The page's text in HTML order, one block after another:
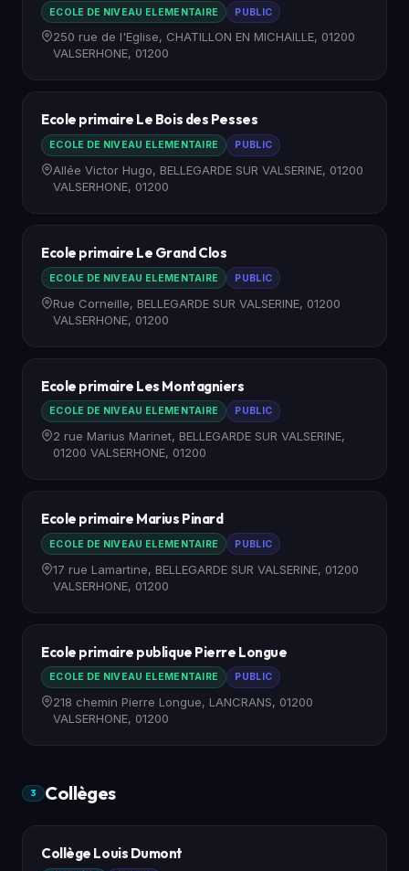
ECOLE DE NIVEAU ELEMENTAIRE PUBLIC
250 rue de l'Eglise, CHATILLON EN MICHAILLE, 01200
VALSERHONE, 01200
Ecole primaire Le Bois des Pesses
ECOLE DE NIVEAU ELEMENTAIRE PUBLIC
Allée Victor Hugo, BELLEGARDE SUR VALSERINE, 01200
VALSERHONE, 01200
Ecole primaire Le Grand Clos
ECOLE DE NIVEAU ELEMENTAIRE PUBLIC
Rue Corneille, BELLEGARDE SUR VALSERINE, 01200
VALSERHONE, 01200
Ecole primaire Les Montagniers
ECOLE DE NIVEAU ELEMENTAIRE PUBLIC
2 rue Marius Marinet, BELLEGARDE SUR VALSERINE,
01200 VALSERHONE, 01200
Ecole primaire Marius Pinard
ECOLE DE NIVEAU ELEMENTAIRE PUBLIC
17 rue Lamartine, BELLEGARDE SUR VALSERINE, 01200
VALSERHONE, 01200
Ecole primaire publique Pierre Longue
ECOLE DE NIVEAU ELEMENTAIRE PUBLIC
218 chemin Pierre Longue, LANCRANS, 01200
VALSERHONE, 01200
3 Collèges
Collège Louis Dumont